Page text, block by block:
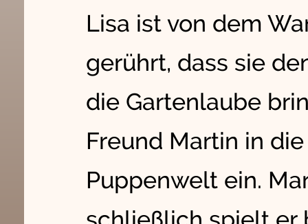
Lisa ist von dem
gerührt, dass sie
die Gartenlaube
Freund Martin in
Puppenwelt ein.